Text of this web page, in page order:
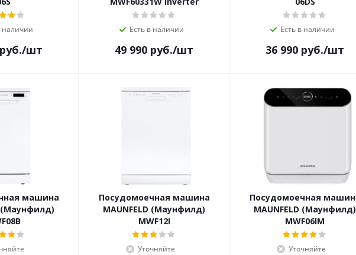
наличии
руб./шт
Есть в наличии
49 990 руб./шт
Есть в наличии
36 990 руб./шт
машина
(Маунфилд)
Посудомоечная машина
MAUNFELD (Маунфилд)
MWF12I
Уточняйте
Посудомоечная
MAUNFELD (Маунфилд)
MWF06IM
Уточняйте